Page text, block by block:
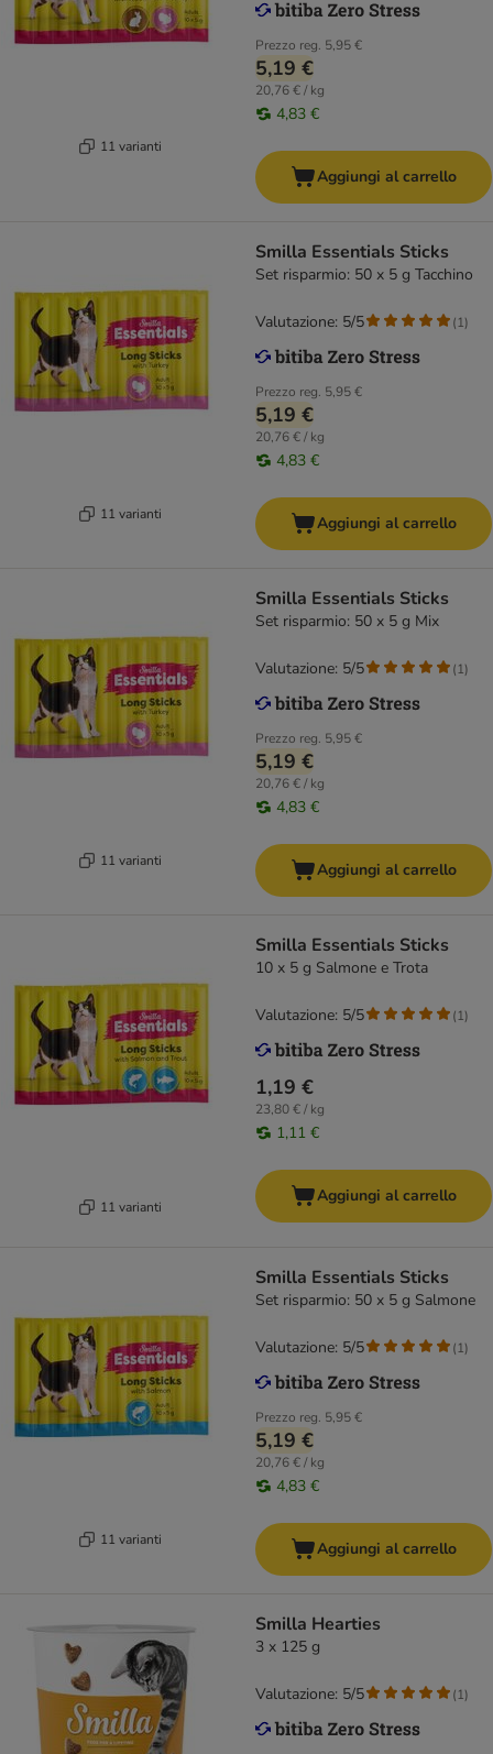
11 varianti
Prezzo reg. 5,95 €
5,19 €
20,76 € / kg
4,83 €
Aggiungi al carrello
11 varianti
Smilla Essentials Sticks
Set risparmio: 50 x 5 g Tacchino
Prezzo reg. 5,95 €
5,19 €
20,76 € / kg
4,83 €
Valutazione: 5/5 (1)
Aggiungi al carrello
11 varianti
Smilla Essentials Sticks
Set risparmio: 50 x 5 g Mix
Prezzo reg. 5,95 €
5,19 €
20,76 € / kg
4,83 €
Valutazione: 5/5 (1)
Aggiungi al carrello
11 varianti
Smilla Essentials Sticks
10 x 5 g Salmone e Trota
1,19 €
23,80 € / kg
1,11 €
Valutazione: 5/5 (1)
Aggiungi al carrello
11 varianti
Smilla Essentials Sticks
Set risparmio: 50 x 5 g Salmone
Prezzo reg. 5,95 €
5,19 €
20,76 € / kg
4,83 €
Valutazione: 5/5 (1)
Aggiungi al carrello
Smilla Hearties
3 x 125 g
Valutazione: 5/5 (1)